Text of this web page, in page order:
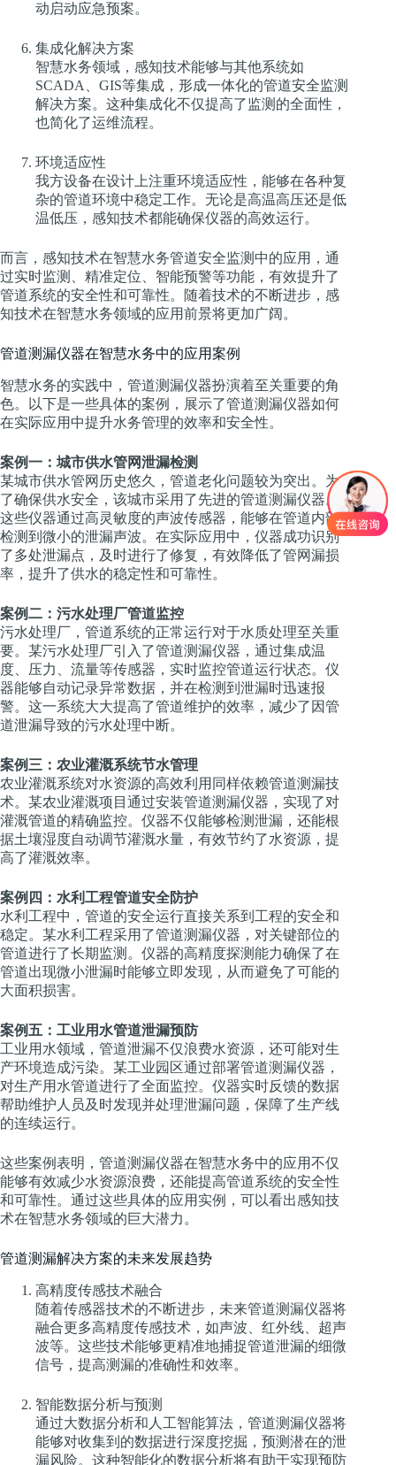
动启动应急预案。
集成化解决方案
智慧水务领域，感知技术能够与其他系统如
SCADA、GIS等集成，形成一体化的管道安全监测
解决方案。这种集成化不仅提高了监测的全面性，
也简化了运维流程。
环境适应性
我方设备在设计上注重环境适应性，能够在各种复
杂的管道环境中稳定工作。无论是高温高压还是低
温低压，感知技术都能确保仪器的高效运行。
而言，感知技术在智慧水务管道安全监测中的应用，通
过实时监测、精准定位、智能预警等功能，有效提升了
管道系统的安全性和可靠性。随着技术的不断进步，感
知技术在智慧水务领域的应用前景将更加广阔。
管道测漏仪器在智慧水务中的应用案例
智慧水务的实践中，管道测漏仪器扮演着至关重要的角
色。以下是一些具体的案例，展示了管道测漏仪器如何
在实际应用中提升水务管理的效率和安全性。
案例一：城市供水管网泄漏检测
某城市供水管网历史悠久，管道老化问题较为突出。为
了确保供水安全，该城市采用了先进的管道测漏仪器。
这些仪器通过高灵敏度的声波传感器，能够在管道内部
检测到微小的泄漏声波。在实际应用中，仪器成功识别
了多处泄漏点，及时进行了修复，有效降低了管网漏损
率，提升了供水的稳定性和可靠性。
案例二：污水处理厂管道监控
污水处理厂，管道系统的正常运行对于水质处理至关重
要。某污水处理厂引入了管道测漏仪器，通过集成温
度、压力、流量等传感器，实时监控管道运行状态。仪
器能够自动记录异常数据，并在检测到泄漏时迅速报
警。这一系统大大提高了管道维护的效率，减少了因管
道泄漏导致的污水处理中断。
案例三：农业灌溉系统节水管理
农业灌溉系统对水资源的高效利用同样依赖管道测漏技
术。某农业灌溉项目通过安装管道测漏仪器，实现了对
灌溉管道的精确监控。仪器不仅能够检测泄漏，还能根
据土壤湿度自动调节灌溉水量，有效节约了水资源，提
高了灌溉效率。
案例四：水利工程管道安全防护
水利工程中，管道的安全运行直接关系到工程的安全和
稳定。某水利工程采用了管道测漏仪器，对关键部位的
管道进行了长期监测。仪器的高精度探测能力确保了在
管道出现微小泄漏时能够立即发现，从而避免了可能的
大面积损害。
案例五：工业用水管道泄漏预防
工业用水领域，管道泄漏不仅浪费水资源，还可能对生
产环境造成污染。某工业园区通过部署管道测漏仪器，
对生产用水管道进行了全面监控。仪器实时反馈的数据
帮助维护人员及时发现并处理泄漏问题，保障了生产线
的连续运行。
这些案例表明，管道测漏仪器在智慧水务中的应用不仅
能够有效减少水资源浪费，还能提高管道系统的安全性
和可靠性。通过这些具体的应用实例，可以看出感知技
术在智慧水务领域的巨大潜力。
管道测漏解决方案的未来发展趋势
高精度传感技术融合
随着传感器技术的不断进步，未来管道测漏仪器将
融合更多高精度传感技术，如声波、红外线、超声
波等。这些技术能够更精准地捕捉管道泄漏的细微
信号，提高测漏的准确性和效率。
智能数据分析与预测
通过大数据分析和人工智能算法，管道测漏仪器将
能够对收集到的数据进行深度挖掘，预测潜在的泄
漏风险。这种智能化的数据分析将有助于实现预防